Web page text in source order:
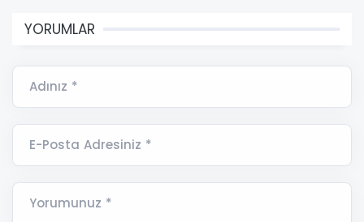
YORUMLAR
Adınız *
E-Posta Adresiniz *
Yorumunuz *